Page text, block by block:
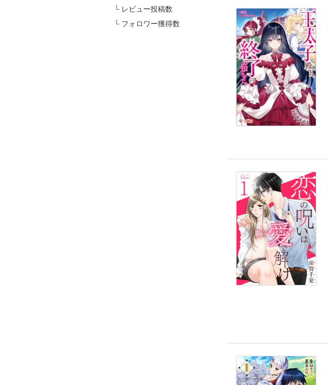
└ レビュー投稿数
└ フォロワー獲得数